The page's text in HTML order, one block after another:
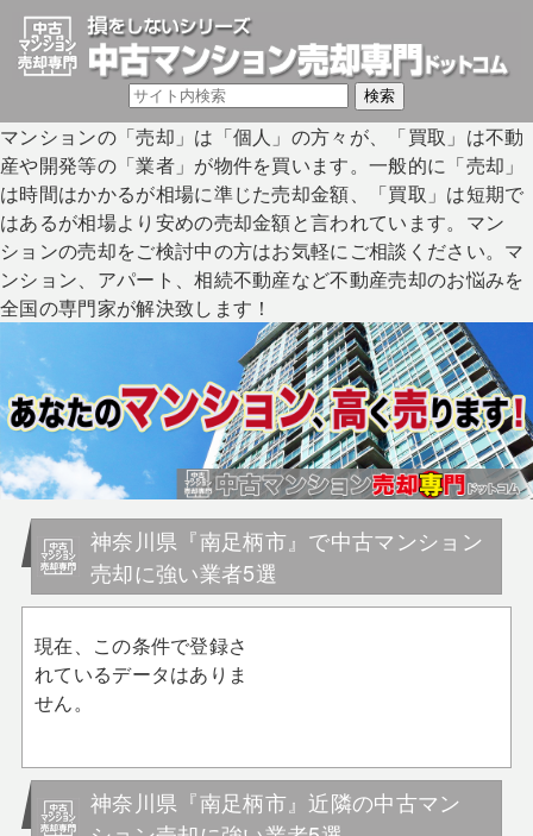
マンションの「売却」は「個人」の方々が、「買取」は不動
産や開発等の「業者」が物件を買います。一般的に「売却」
は時間はかかるが相場に準じた売却金額、「買取」は短期で
はあるが相場より安めの売却金額と言われています。マン
ションの売却をご検討中の方はお気軽にご相談ください。マ
ンション、アパート、相続不動産など不動産売却のお悩みを
全国の専門家が解決致します！
神奈川県『南足柄市』で中古マンション
売却に強い業者5選
現在、この条件で登録さ
れているデータはありま
せん。
神奈川県『南足柄市』近隣の中古マン